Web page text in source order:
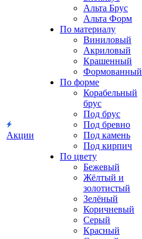
Акции
Альта Брус
Альта Форм
По материалу
Виниловый
Акриловый
Крашенный
Формованный
По форме
Корабельный
брус
Под брус
Под бревно
Под камень
Под кирпич
По цвету
Бежевый
Жёлтый и
золотистый
Зелёный
Коричневый
Серый
Красный